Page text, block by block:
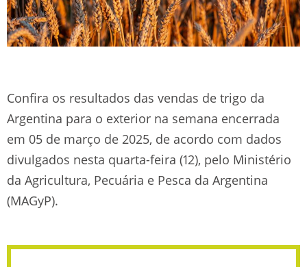
Confira os resultados das vendas de trigo da
Argentina para o exterior na semana encerrada
em 05 de março de 2025, de acordo com dados
divulgados nesta quarta-feira (12), pelo Ministério
da Agricultura, Pecuária e Pesca da Argentina
(MAGyP).